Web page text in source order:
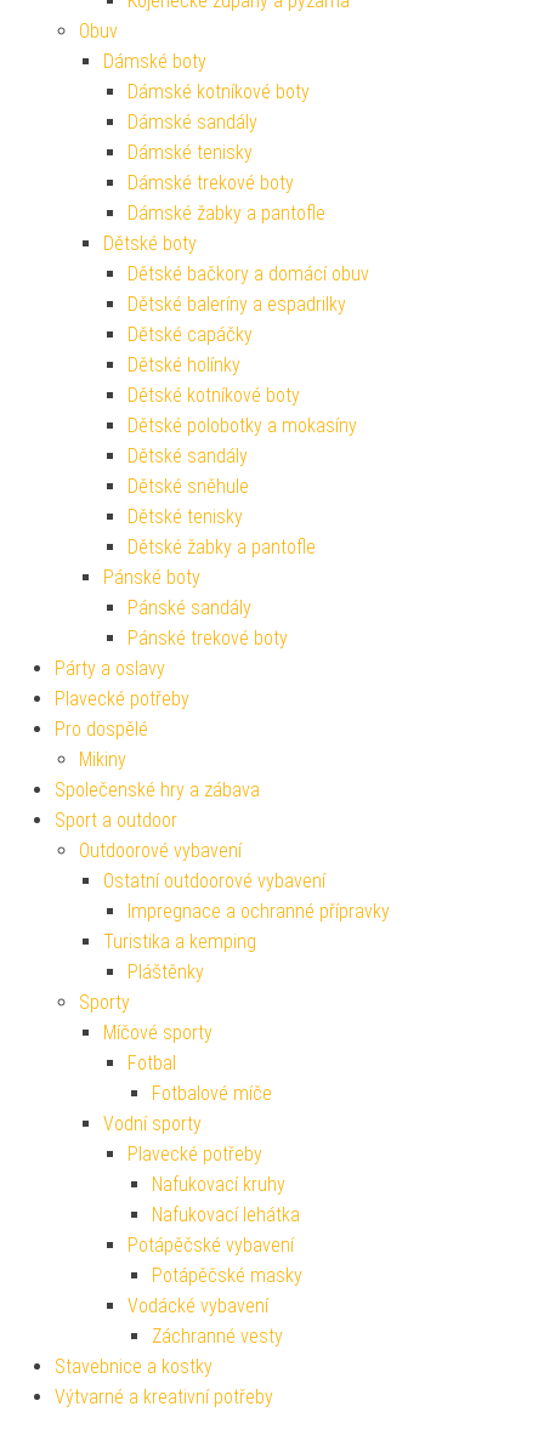
Obuv
Dámské boty
Dámské kotníkové boty
Dámské sandály
Dámské tenisky
Dámské trekové boty
Dámské žabky a pantofle
Dětské boty
Dětské bačkory a domácí obuv
Dětské baleríny a espadrilky
Dětské capáčky
Dětské holínky
Dětské kotníkové boty
Dětské polobotky a mokasíny
Dětské sandály
Dětské sněhule
Dětské tenisky
Dětské žabky a pantofle
Pánské boty
Pánské sandály
Pánské trekové boty
Párty a oslavy
Plavecké potřeby
Pro dospělé
Mikiny
Společenské hry a zábava
Sport a outdoor
Outdoorové vybavení
Ostatní outdoorové vybavení
Impregnace a ochranné přípravky
Turistika a kemping
Pláštěnky
Sporty
Míčové sporty
Fotbal
Fotbalové míče
Vodní sporty
Plavecké potřeby
Nafukovací kruhy
Nafukovací lehátka
Potápěčské vybavení
Potápěčské masky
Vodácké vybavení
Záchranné vesty
Stavebnice a kostky
Výtvarné a kreativní potřeby